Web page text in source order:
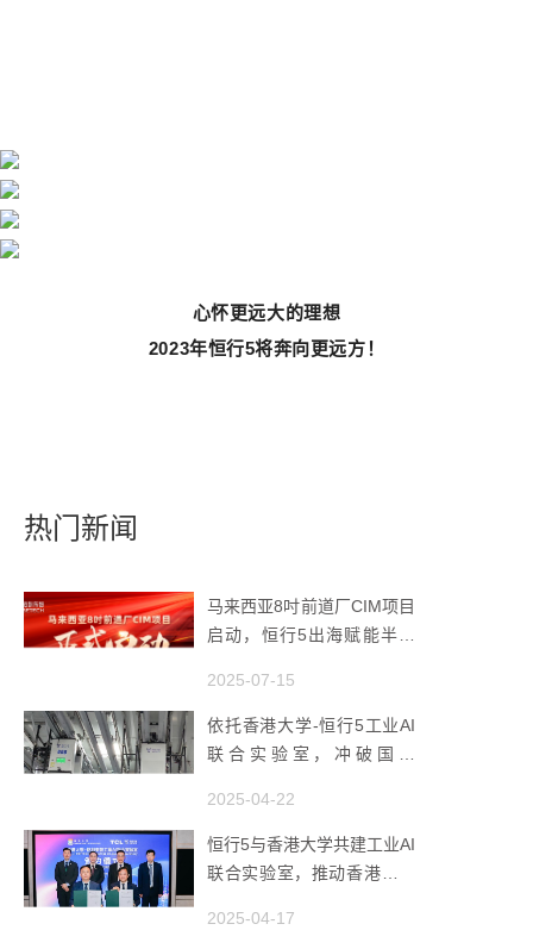
心怀更远大的理想
2023年恒行5将奔向更远方！
热门新闻
马来西亚8吋前道厂CIM项目
启动，恒行5出海赋能半导
2025-07-15
依托香港大学-恒行5工业AI
联合实验室，冲破国产
2025-04-22
恒行5与香港大学共建工业AI
联合实验室，推动香港成为
2025-04-17